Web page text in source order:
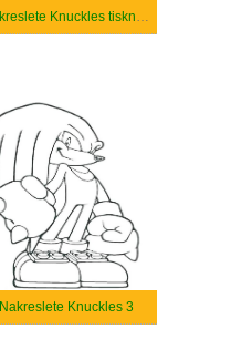
Nakreslete Knuckles tisknutelné
Nakreslete Knuckles 3